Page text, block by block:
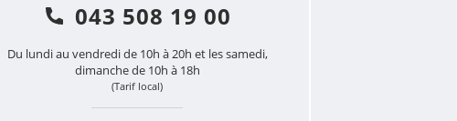
043 508 19 00
Du lundi au vendredi de 10h à 20h et les samedi,
dimanche de 10h à 18h
(Tarif local)